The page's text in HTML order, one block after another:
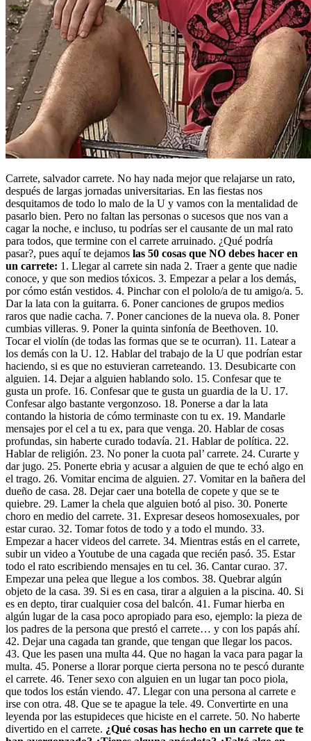
Carrete, salvador carrete. No hay nada mejor que relajarse un rato,
después de largas jornadas universitarias. En las fiestas nos
desquitamos de todo lo malo de la U y vamos con la mentalidad de
pasarlo bien. Pero no faltan las personas o sucesos que nos van a
cagar la noche, e incluso, tu podrías ser el causante de un mal rato
para todos, que termine con el carrete arruinado. ¿Qué podría
pasar?, pues aquí te dejamos las 50 cosas que NO debes hacer en
un carrete: 1. Llegar al carrete sin nada 2. Traer a gente que nadie
conoce, y que son medios tóxicos. 3. Empezar a pelar a los demás,
por cómo están vestidos. 4. Pinchar con el pololo/a de tu amigo/a. 5.
Dar la lata con la guitarra. 6. Poner canciones de grupos medios
raros que nadie cacha. 7. Poner canciones de la nueva ola. 8. Poner
cumbias villeras. 9. Poner la quinta sinfonía de Beethoven. 10.
Tocar el violín (de todas las formas que se te ocurran). 11. Latear a
los demás con la U. 12. Hablar del trabajo de la U que podrían estar
haciendo, si es que no estuvieran carreteando. 13. Desubicarte con
alguien. 14. Dejar a alguien hablando solo. 15. Confesar que te
gusta un profe. 16. Confesar que te gusta un guardia de la U. 17.
Confesar algo bastante vergonzoso. 18. Ponerse a dar la lata
contando la historia de cómo terminaste con tu ex. 19. Mandarle
mensajes por el cel a tu ex, para que venga. 20. Hablar de cosas
profundas, sin haberte curado todavía. 21. Hablar de política. 22.
Hablar de religión. 23. No poner la cuota pal’ carrete. 24. Curarte y
dar jugo. 25. Ponerte ebria y acusar a alguien de que te echó algo en
el trago. 26. Vomitar encima de alguien. 27. Vomitar en la bañera del
dueño de casa. 28. Dejar caer una botella de copete y que se te
quiebre. 29. Lamer la chela que alguien botó al piso. 30. Ponerte
choro en medio del carrete. 31. Expresar deseos homosexuales, por
estar curao. 32. Tomar fotos de todo y a todo el mundo. 33.
Empezar a hacer videos del carrete. 34. Mientras estás en el carrete,
subir un video a Youtube de una cagada que recién pasó. 35. Estar
todo el rato escribiendo mensajes en tu cel. 36. Cantar curao. 37.
Empezar una pelea que llegue a los combos. 38. Quebrar algún
objeto de la casa. 39. Si es en casa, tirar a alguien a la piscina. 40. Si
es en depto, tirar cualquier cosa del balcón. 41. Fumar hierba en
algún lugar de la casa poco apropiado para eso, ejemplo: la pieza de
los padres de la persona que prestó el carrete… y con los papás ahí.
42. Dejar una cagada tan grande, que tengan que llegar los pacos.
43. Que les pasen una multa 44. Que no hagan la vaca para pagar la
multa. 45. Ponerse a llorar porque cierta persona no te pescó durante
el carrete. 46. Tener sexo con alguien en un lugar tan poco piola,
que todos los están viendo. 47. Llegar con una persona al carrete e
irse con otra. 48. Que se te apague la tele. 49. Convertirte en una
leyenda por las estupideces que hiciste en el carrete. 50. No haberte
divertido en el carrete. ¿Qué cosas has hecho en un carrete que te